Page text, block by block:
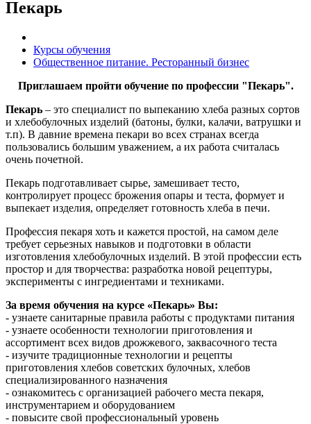
Пекарь
Курсы обучения
Общественное питание. Ресторанный бизнес
Приглашаем пройти обучение по профессии "Пекарь".
Пекарь – это специалист по выпеканию хлеба разных сортов
и хлебобулочных изделий (батоны, булки, калачи, ватрушки и
т.п). В давние времена пекари во всех странах всегда
пользовались большим уважением, а их работа считалась
очень почетной.
Пекарь подготавливает сырье, замешивает тесто,
контролирует процесс брожения опары и теста, формует и
выпекает изделия, определяет готовность хлеба в печи.
Профессия пекаря хоть и кажется простой, на самом деле
требует серьезных навыков и подготовки в области
изготовления хлебобулочных изделий. В этой профессии есть
простор и для творчества: разработка новой рецептуры,
эксперименты с ингредиентами и техниками.
За время обучения на курсе «Пекарь» Вы:
- узнаете санитарные правила работы с продуктами питания
- узнаете особенности технологии приготовления и
ассортимент всех видов дрожжевого, заквасочного теста
- изучите традиционные технологии и рецепты
приготовления хлебов советских булочных, хлебов
специализированного назначения
- ознакомитесь с организацией рабочего места пекаря,
инструментарием и оборудованием
- повысите свой профессиональный уровень